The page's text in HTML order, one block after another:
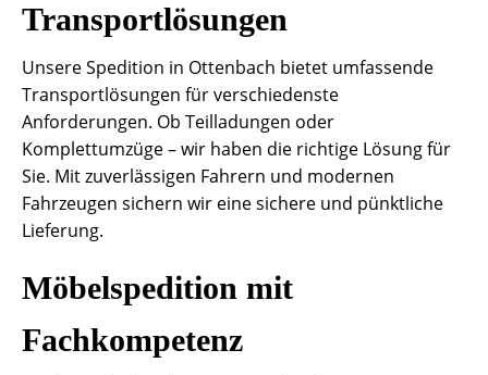
Transportlösungen
Unsere Spedition in Ottenbach bietet umfassende
Transportlösungen für verschiedenste
Anforderungen. Ob Teilladungen oder
Komplettumzüge – wir haben die richtige Lösung für
Sie. Mit zuverlässigen Fahrern und modernen
Fahrzeugen sichern wir eine sichere und pünktliche
Lieferung.
Möbelspedition mit
Fachkompetenz